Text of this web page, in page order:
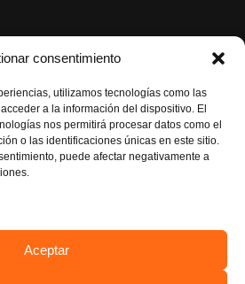
consentimiento
utilizamos tecnologías como las
a la información del dispositivo. El
nos permitirá procesar datos como el
o las identificaciones únicas en este sitio.
puede afectar negativamente a
Aceptar
de la Senyera, 70, 46970 Alaquàs,
961986043
621 20 94 84